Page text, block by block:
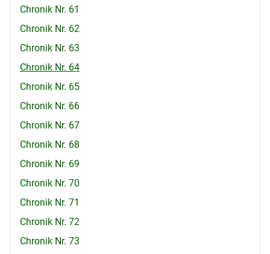
Chronik Nr. 61
Chronik Nr. 62
Chronik Nr. 63
Chronik Nr. 64
Chronik Nr. 65
Chronik Nr. 66
Chronik Nr. 67
Chronik Nr. 68
Chronik Nr. 69
Chronik Nr. 70
Chronik Nr. 71
Chronik Nr. 72
Chronik Nr. 73